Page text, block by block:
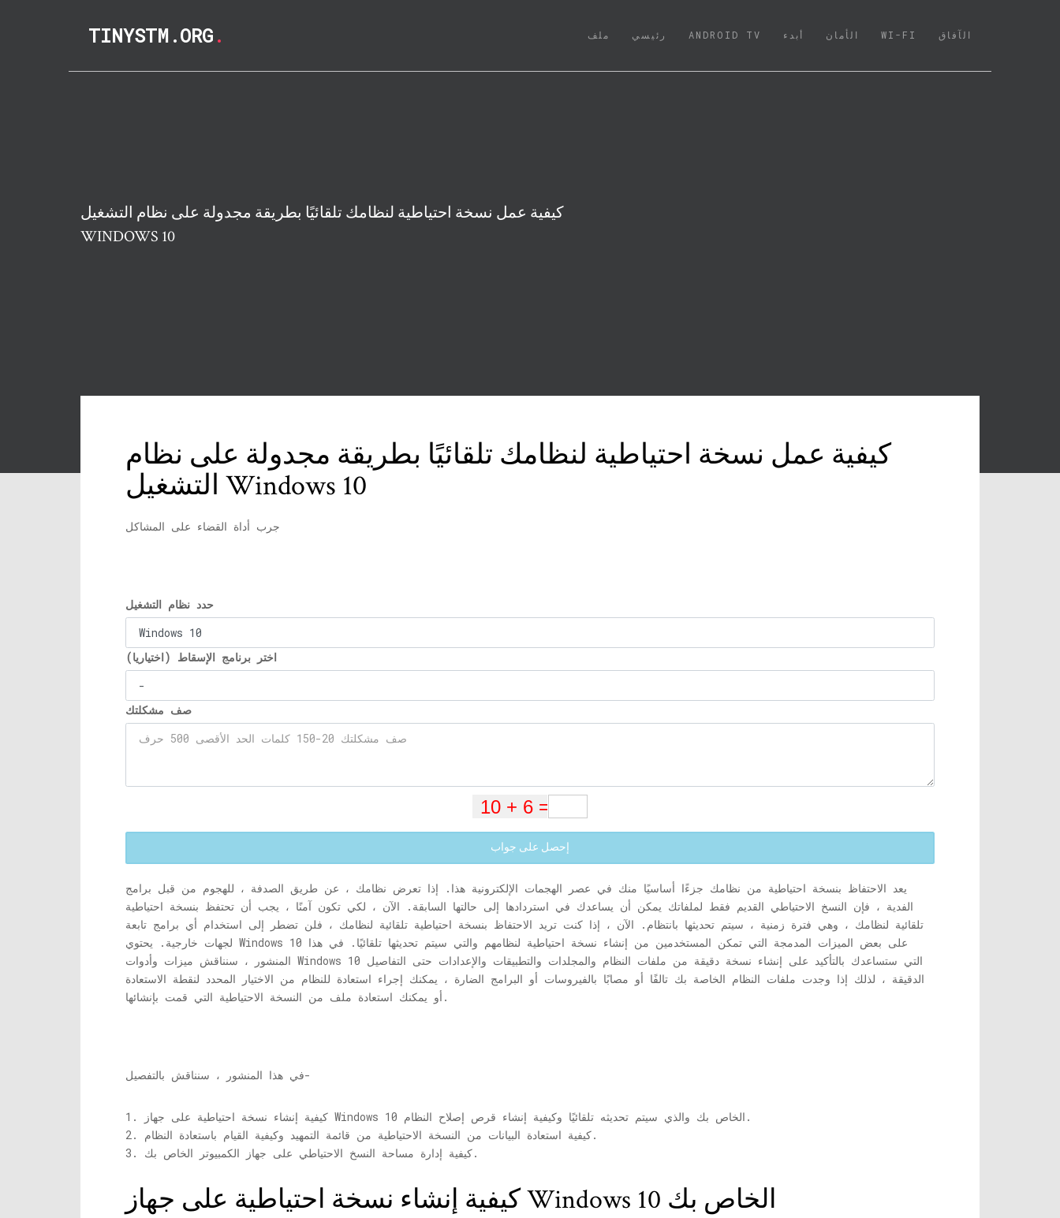
TINYSTM.ORG. رئيسي
(CURRENT) ملف ANDROID TV الأمان أبدء WI-FI الآفاق
كيفية عمل نسخة احتياطية لنظامك تلقائيًا بطريقة مجدولة على نظام التشغيل
WINDOWS 10
كيفية عمل نسخة احتياطية لنظامك تلقائيًا بطريقة مجدولة على نظام
التشغيل Windows 10
جرب أداة القضاء على المشاكل
حدد نظام التشغيل
اختر برنامج الإسقاط (اختياريا)
صف مشكلتك
إحصل على جواب
يعد الاحتفاظ بنسخة احتياطية من نظامك جزءًا أساسيًا منك في عصر الهجمات الإلكترونية هذا. إذا تعرض نظامك ، عن طريق الصدفة ، للهجوم من قبل برامج
الفدية ، فإن النسخ الاحتياطي القديم فقط لملفاتك يمكن أن يساعدك في استردادها إلى حالتها السابقة. الآن ، لكي تكون آمنًا ، يجب أن تحتفظ بنسخة احتياطية
تلقائية لنظامك ، وهي فترة زمنية ، سيتم تحديثها بانتظام. الآن ، إذا كنت تريد الاحتفاظ بنسخة احتياطية تلقائية لنظامك ، فلن تضطر إلى استخدام أي برامج تابعة
لجهات خارجية. يحتوي Windows 10 على بعض الميزات المدمجة التي تمكن المستخدمين من إنشاء نسخة احتياطية لنظامهم والتي سيتم تحديثها تلقائيًا. في هذا
المنشور ، سنناقش ميزات وأدوات Windows 10 التي ستساعدك بالتأكيد على إنشاء نسخة دقيقة من ملفات النظام والمجلدات والتطبيقات والإعدادات حتى التفاصيل
الدقيقة ، لذلك إذا وجدت ملفات النظام الخاصة بك تالفًا أو مصابًا بالفيروسات أو البرامج الضارة ، يمكنك إجراء استعادة للنظام من الاختيار المحدد لنقطة الاستعادة
أو يمكنك استعادة ملف من النسخة الاحتياطية التي قمت بإنشائها.
في هذا المنشور ، سنناقش بالتفصيل-
1. كيفية إنشاء نسخة احتياطية على جهاز Windows 10 الخاص بك والذي سيتم تحديثه تلقائيًا وكيفية إنشاء قرص إصلاح النظام.
2. كيفية استعادة البيانات من النسخة الاحتياطية من قائمة التمهيد وكيفية القيام باستعادة النظام.
3. كيفية إدارة مساحة النسخ الاحتياطي على جهاز الكمبيوتر الخاص بك.
كيفية إنشاء نسخة احتياطية على جهاز Windows 10 الخاص بك